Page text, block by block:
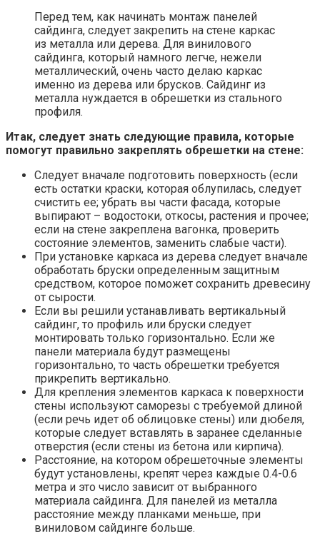
Перед тем, как начинать монтаж панелей
сайдинга, следует закрепить на стене каркас
из металла или дерева. Для винилового
сайдинга, который намного легче, нежели
металлический, очень часто делаю каркас
именно из дерева или брусков. Сайдинг из
металла нуждается в обрешетки из стального
профиля.
Итак, следует знать следующие правила, которые
помогут правильно закреплять обрешетки на стене:
Следует вначале подготовить поверхность (если
есть остатки краски, которая облупилась, следует
счистить ее; убрать вы части фасада, которые
выпирают – водостоки, откосы, растения и прочее;
если на стене закреплена вагонка, проверить
состояние элементов, заменить слабые части).
При установке каркаса из дерева следует вначале
обработать бруски определенным защитным
средством, которое поможет сохранить древесину
от сырости.
Если вы решили устанавливать вертикальный
сайдинг, то профиль или бруски следует
монтировать только горизонтально. Если же
панели материала будут размещены
горизонтально, то часть обрешетки требуется
прикрепить вертикально.
Для крепления элементов каркаса к поверхности
стены используют саморезы с требуемой длиной
(если речь идет об облицовке стены) или дюбеля,
которые следует вставлять в заранее сделанные
отверстия (если стены из бетона или кирпича).
Расстояние, на котором обрешеточные элементы
будут установлены, крепят через каждые 0.4-0.6
метра и это число зависит от выбранного
материала сайдинга. Для панелей из металла
расстояние между планками меньше, при
виниловом сайдинге больше.